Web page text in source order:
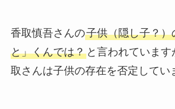
香取慎吾さんの子供（隠し子？
と」くんでは？と言われています
取さんは子供の存在を否定してい